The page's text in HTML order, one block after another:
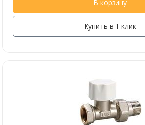
В корзину
Купить в 1 клик